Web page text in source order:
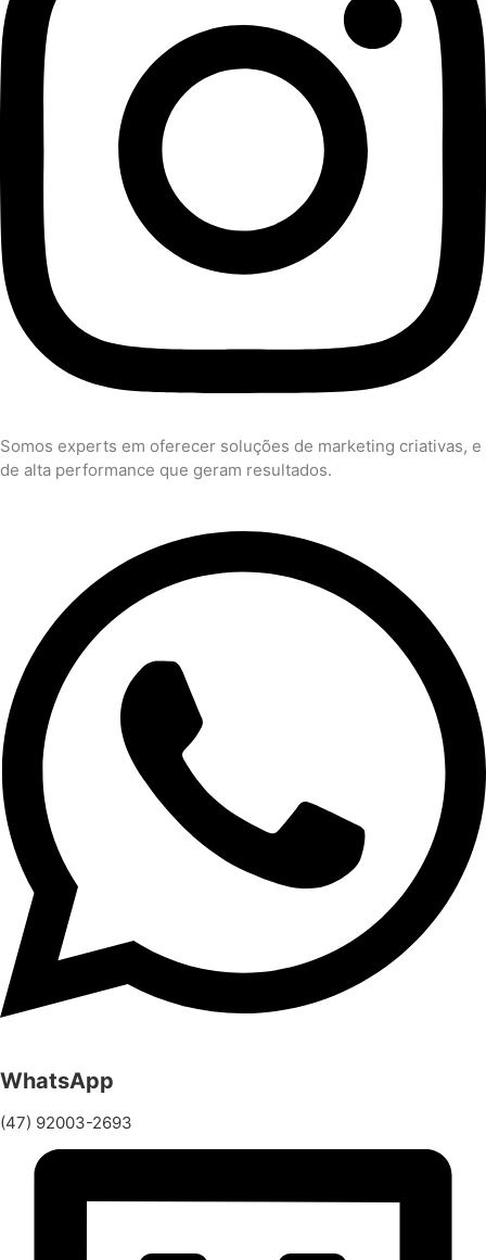
Somos experts em oferecer soluções de marketing criativas, e
de alta performance que geram resultados.
WhatsApp
(47) 92003-2693